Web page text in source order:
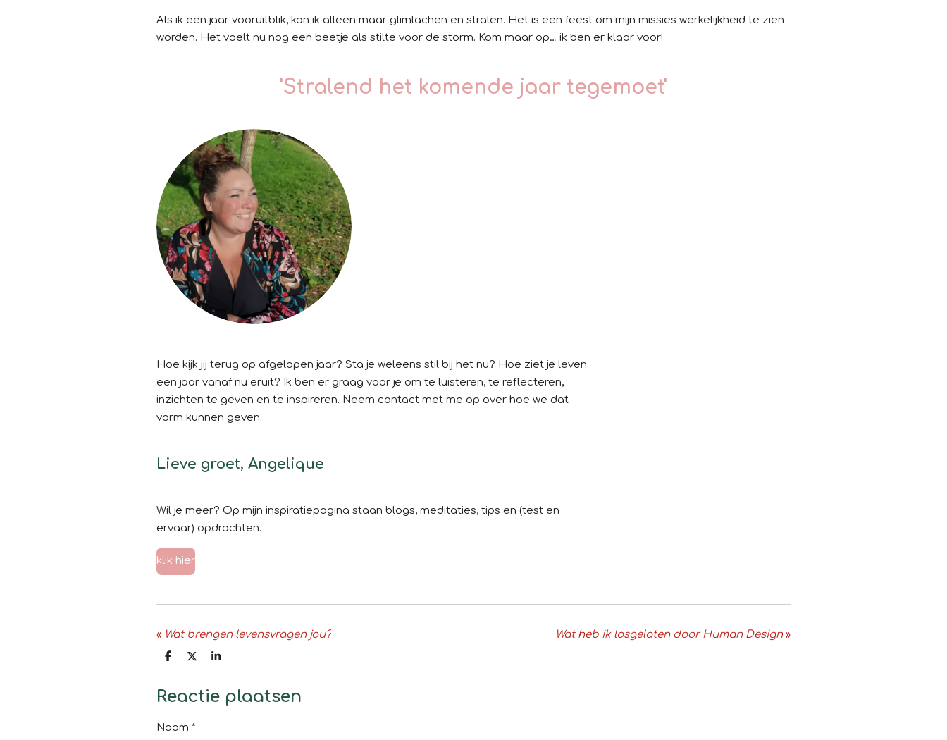
Als ik een jaar vooruitblik, kan ik alleen maar glimlachen en stralen. Het is een feest om mijn missies werkelijkheid te zien
worden. Het voelt nu nog een beetje als stilte voor de storm. Kom maar op… ik ben er klaar voor!
'Stralend het komende jaar tegemoet'
Hoe kijk jij terug op afgelopen jaar? Sta je weleens stil bij het nu? Hoe ziet je leven
een jaar vanaf nu eruit? Ik ben er graag voor je om te luisteren, te reflecteren,
inzichten te geven en te inspireren. Neem contact met me op over hoe we dat
vorm kunnen geven.
Lieve groet, Angelique
Wil je meer? Op mijn inspiratiepagina staan blogs, meditaties, tips en (test en
ervaar) opdrachten.
klik hier
« Wat brengen levensvragen jou? Wat heb ik losgelaten door Human Design »
D
e
n
D
l
S
r
e
Reactie plaatsen
Naam *